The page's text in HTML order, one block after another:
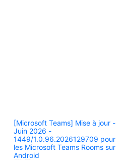
[Microsoft Teams] Mise à jour -
Juin 2026 -
1449/1.0.96.2026129709 pour
les Microsoft Teams Rooms sur
Android